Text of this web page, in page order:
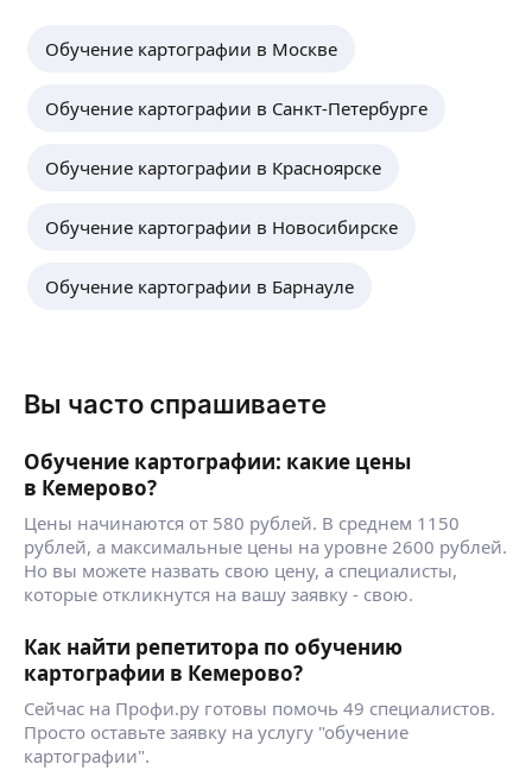
Обучение картографии в Москве
Обучение картографии в Санкт-Петербурге
Обучение картографии в Красноярске
Обучение картографии в Новосибирске
Обучение картографии в Барнауле
Вы часто спрашиваете
Обучение картографии: какие цены
в Кемерово?
Цены начинаются от 580 рублей. В среднем 1150
рублей, а максимальные цены на уровне 2600 рублей.
Но вы можете назвать свою цену, а специалисты,
которые откликнутся на вашу заявку - свою.
Как найти репетитора по обучению
картографии в Кемерово?
Сейчас на Профи.ру готовы помочь 49 специалистов.
Просто оставьте заявку на услугу "обучение
картографии".